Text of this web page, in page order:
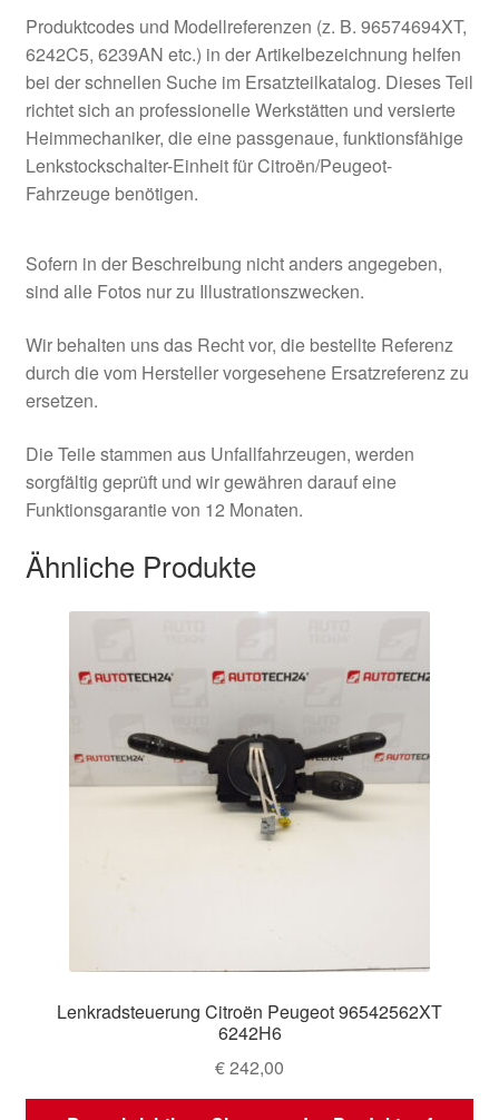
Produktcodes und Modellreferenzen (z. B. 96574694XT,
6242C5, 6239AN etc.) in der Artikelbezeichnung helfen
bei der schnellen Suche im Ersatzteilkatalog. Dieses Teil
richtet sich an professionelle Werkstätten und versierte
Heimmechaniker, die eine passgenaue, funktionsfähige
Lenkstockschalter-Einheit für Citroën/Peugeot-
Fahrzeuge benötigen.
Sofern in der Beschreibung nicht anders angegeben,
sind alle Fotos nur zu Illustrationszwecken.
Wir behalten uns das Recht vor, die bestellte Referenz
durch die vom Hersteller vorgesehene Ersatzreferenz zu
ersetzen.
Die Teile stammen aus Unfallfahrzeugen, werden
sorgfältig geprüft und wir gewähren darauf eine
Funktionsgarantie von 12 Monaten.
Ähnliche Produkte
Lenkradsteuerung Citroën Peugeot 96542562XT
6242H6
€242,00